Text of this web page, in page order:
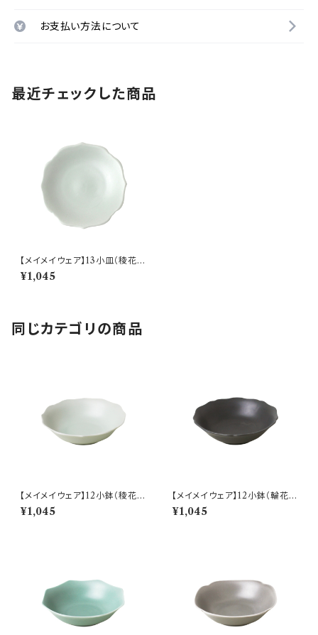
お支払い方法について
最近チェックした商品
【メイメイウェア】13小皿（稜花
青白) O-M45602
¥1,045
同じカテゴリの商品
【メイメイウェア】12小鉢（稜花
青白) O-M45202
¥1,045
【メイメイウェア】12小鉢（輪花
黒錆) O-M45303
¥1,045